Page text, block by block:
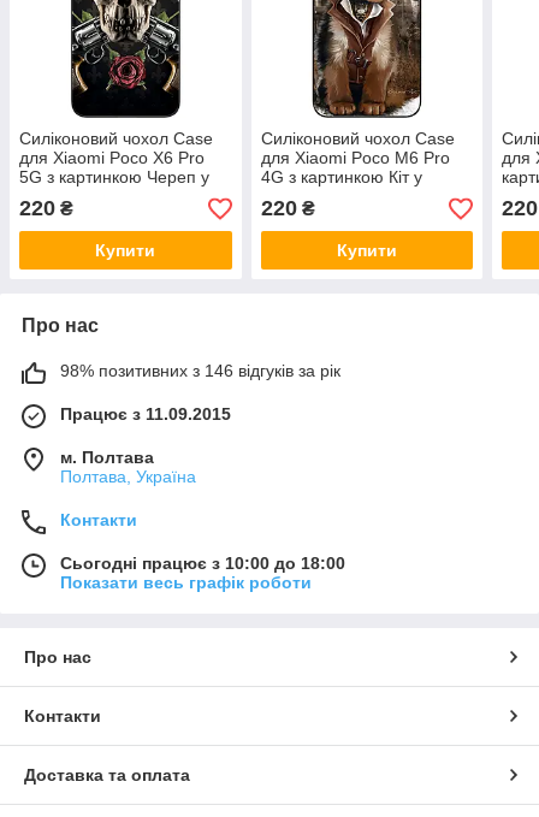
Силіконовий чохол Case
для Xiaomi Poco X6 Pro
5G з картинкою Череп у
капелюсі
220 ₴
Купити
Силіконовий чохол Case
для Xiaomi Poco M6 Pro
4G з картинкою Кіт у
капелюсі
220₴
Купити
для
220
Про нас
98% позитивних з 146 відгуків за рік
Працює з 11.09.2015
м. Полтава
Полтава, Україна
Контакти
Сьогодні працює з 10:00 до 18:00
Показати весь графік роботи
Про нас
Контакти
Доставка та оплата